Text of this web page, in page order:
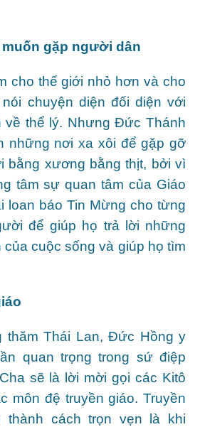
gặp người dân
cho thế giới nhỏ hơn và cho
chuyện diện đối diện với
về thể lý. Nhưng Đức Thánh
những nơi xa xôi để gặp gỡ
bằng xương bằng thịt, bởi vì
tâm sự quan tâm của Giáo
loan báo Tin Mừng cho từng
để giúp họ trả lời những
cuộc sống và giúp họ tìm
thăm Thái Lan, Đức Hồng y
quan trọng trong sứ điệp
sẽ là lời mời gọi các Kitô
môn đệ truyền giáo. Truyền
thành cách trọn vẹn là khi